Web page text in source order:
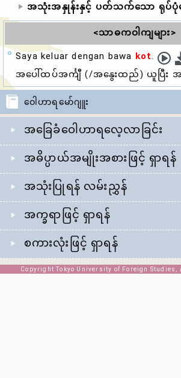
ဝေါဟာရမော်ဂျူး
အခြေခံဝေါဟာရလေ့လာခြင်း
အဓိပ္ပာယ်အမျိုးအစားဖြင့် ရှာရန်
အသုံးပြုရန် လမ်းညွှန်
အက္ခရာဖြင့် ရှာရန်
စကားလုံးဖြင့် ရှာရန်
အသုံးအနှုန်းနှင့် ပတ်သက်သော ရုပ်ပုံမ
<သာဓကဝါကျများ>
Saya keluar dengan bawa kot.
အပေါ်ထပ်အင်္ကျီ (/အနွေးထည်) ယူပြီး
Copyright Tokyo University of Foreign Studies,